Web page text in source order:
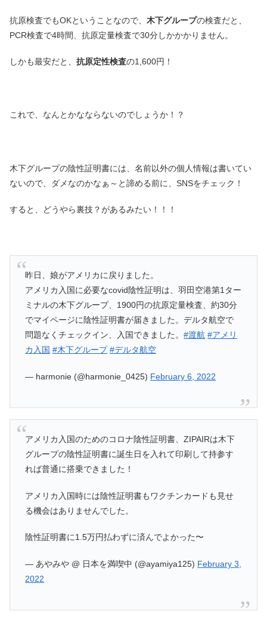
抗原検査でもOKということなので、 木下グループの検査だと、
PCR検査で4時間、抗原定量検査で30分しかかかりません。
しかも最安だと、 抗原定性検査の1,600円！
これで、なんとかなならないのでしょうか！？
木下グループの陰性証明書には、名前以外の個人情報は書いてい
ないので、ダメなのかなぁ～と諦める前に、SNSをチェック！
すると、どうやら裏技？があるみたい！！！
昨日、娘がアメリカに戻りました。
アメリカ入国に必要なcovid陰性証明は、羽田空港第1ター
ミナルの木下グループ、1900円の抗原定量検査、約30分
でマイページに陰性証明書が届きました。デルタ航空で
問題なくチェックイン、入国できました。#渡航 #アメリ
カ入国 #木下グループ #デルタ航空
— harmonie (@harmonie_0425) February 6, 2022
アメリカ入国のためのコロナ陰性証明書、ZIPAIRは木下
グループの陰性証明書に誕生日を入れて印刷して持参す
れば普通に搭乗できました！
アメリカ入国時には陰性証明書もワクチンカードも見せ
る機会はありませんでした。
陰性証明書に1.5万円払わずに済んでよかった〜
— あやみや @ 日本を満喫中 (@ayamiya125) February 3,
2022